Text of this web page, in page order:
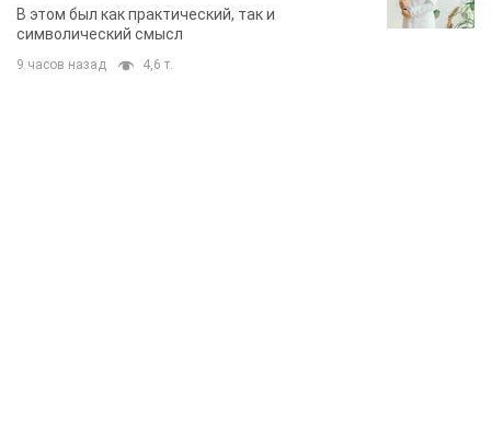
В этом был как практический, так и
символический смысл
9 часов назад 4,6 т.